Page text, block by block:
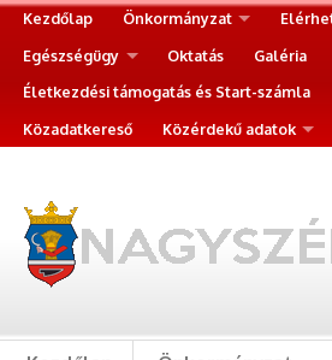
Kezdőlap Önkormányzat
Egészségügy
Oktatás Galéria
Életkezdési támogatás és Start-számla
Közadatkereső
Közérdekű adatok